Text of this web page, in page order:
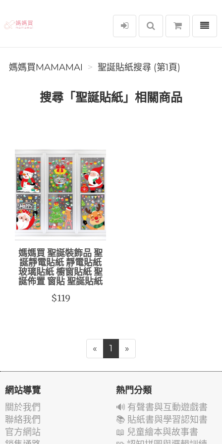
媽媽買MAMAMAI
選單
媽媽買MAMAMAI 聖誕貼紙搜尋 (第1頁)
搜尋「聖誕貼紙」相關商品
媽媽買 聖誕裝飾品 聖
誕靜電貼紙 靜電貼紙
玻璃貼紙 櫥窗貼紙 聖
誕佈置 窗貼 聖誕貼紙
$119
« 1 »
網站導覽
關於我們
聯絡我們
官方網站
熱門分類
🔊 有聲書與互動遊戲書
📚 貼紙書與學習認知書
📖 兒童繪本與故事書